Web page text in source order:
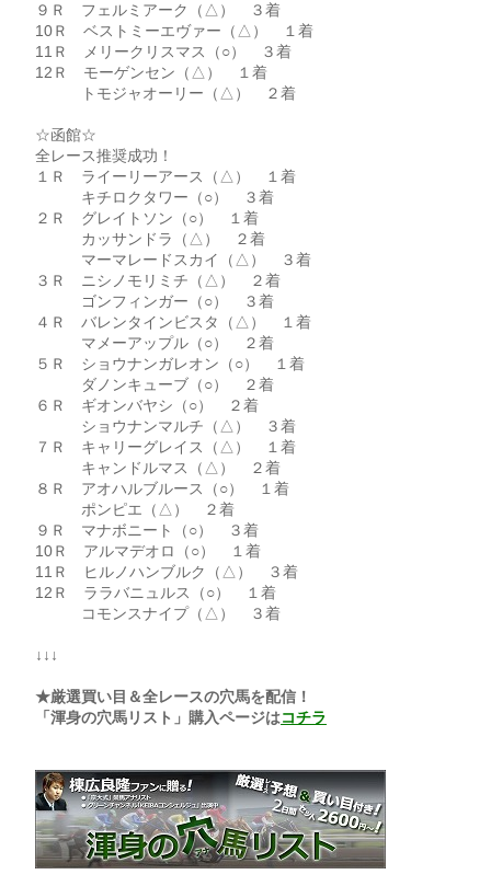
９Ｒ フェルミアーク（△） ３着
10Ｒ ベストミーエヴァー（△） １着
11Ｒ メリークリスマス（○） ３着
12Ｒ モーゲンセン（△） １着
トモジャオーリー（△） ２着
☆函館☆
全レース推奨成功！
１Ｒ ライーリーアース（△） １着
キチロクタワー（○） ３着
２Ｒ グレイトソン（○） １着
カッサンドラ（△） ２着
マーマレードスカイ（△） ３着
３Ｒ ニシノモリミチ（△） ２着
ゴンフィンガー（○） ３着
４Ｒ バレンタインビスタ（△） １着
マメーアップル（○） ２着
５Ｒ ショウナンガレオン（○） １着
ダノンキューブ（○） ２着
６Ｒ ギオンバヤシ（○） ２着
ショウナンマルチ（△） ３着
７Ｒ キャリーグレイス（△） １着
キャンドルマス（△） ２着
８Ｒ アオハルブルース（○） １着
ポンピエ（△） ２着
９Ｒ マナボニート（○） ３着
10Ｒ アルマデオロ（○） １着
11Ｒ ヒルノハンブルク（△） ３着
12Ｒ ララバニュルス（○） １着
コモンスナイプ（△） ３着
↓↓↓
★厳選買い目＆全レースの穴馬を配信！
「渾身の穴馬リスト」購入ページはコチラ